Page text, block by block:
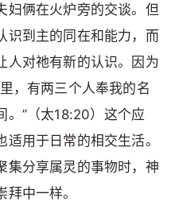
妇俩在火炉旁的交谈。但
识到主的同在和能力，而
人对祂有新的认识。因为
，有两三个人奉我的名
。”（太18:20）这个应
用于日常的相交生活。
集分享属灵的事物时，神
中一样。